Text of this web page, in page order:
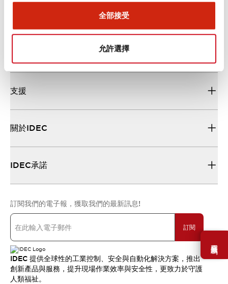
全部接受
允許選擇
需要幫助嗎？
支援
關於IDEC
IDEC承諾
訂閱我們的電子報，獲取我們的最新訊息!
訂閱
IDEC 提供全球性的工業控制、安全與自動化解決方案，推出
創新產品與服務，提升現場作業效率與安全性，更致力於守護
人類福祉。